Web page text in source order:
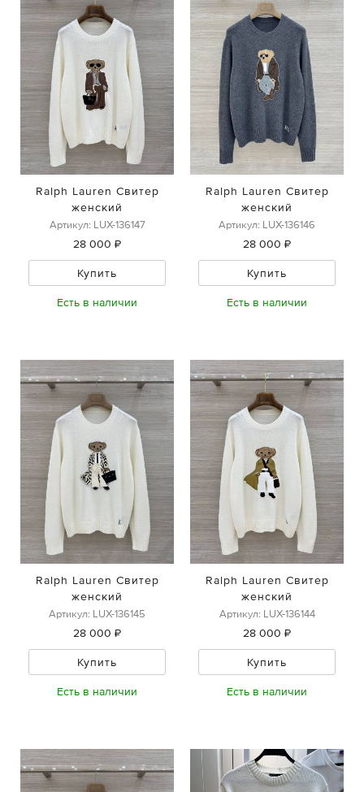
Ralph Lauren Свитер
женский
Артикул: LUX-136147
28 000 ₽
Купить
Есть в наличии
Ralph Lauren Свитер
женский
Артикул: LUX-136146
28 000 ₽
Купить
Есть в наличии
Ralph Lauren Свитер
женский
Артикул: LUX-136145
28 000 ₽
Купить
Есть в наличии
Ralph Lauren Свитер
женский
Артикул: LUX-136144
28 000 ₽
Купить
Есть в наличии